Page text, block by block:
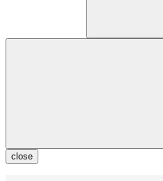
close